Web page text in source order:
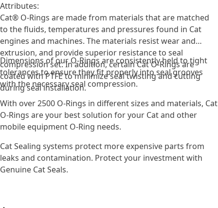
Attributes:
Cat® O-Rings are made from materials that are matched
to the fluids, temperatures and pressures found in Cat
engines and machines. The materials resist wear and
extrusion, and provide superior resistance to seal
compression set. In addition, certain Cat O-Rings are
coated with PTFE to minimize seal twisting and cutting
during seal installation.
Dimensions of our O-Rings are consistently held to tight
tolerances to ensure they fit properly into seal grooves
with the necessary seal compression.
With over 2500 O-Rings in different sizes and materials, Cat
O-Rings are your best solution for your Cat and other
mobile equipment O-Ring needs.
Cat Sealing systems protect more expensive parts from
leaks and contamination. Protect your investment with
Genuine Cat Seals.